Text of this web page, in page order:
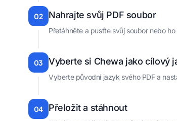
02 Nahrajte svůj PDF soubor
Přetáhněte a pusťte svůj soubor nebo
03 Vyberte si Chewa jako cílový
Vyberte původní jazyk svého PDF a
04 Přeložit a stáhnout